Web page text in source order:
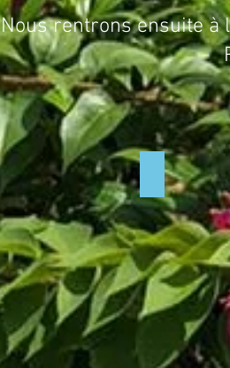
ensuite à
et
installation